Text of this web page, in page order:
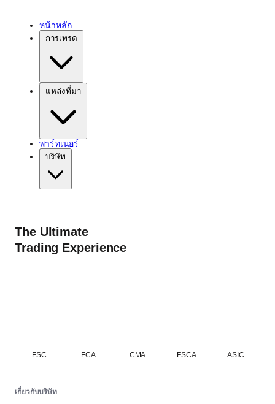
หน้าหลัก
การเทรด
แหล่งที่มา
พาร์ทเนอร์
บริษัท
The Ultimate
Trading Experience
FSC FCA CMA FSCA ASIC
เกี่ยวกับบริษัท